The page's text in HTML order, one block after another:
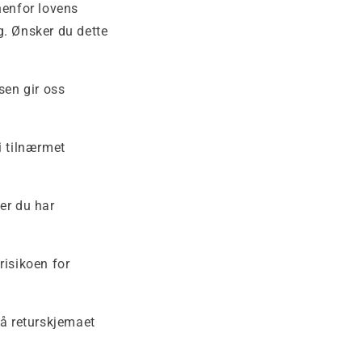
lovens
Ønsker du dette
gir oss
i tilnærmet
du har
for
returskjemaet